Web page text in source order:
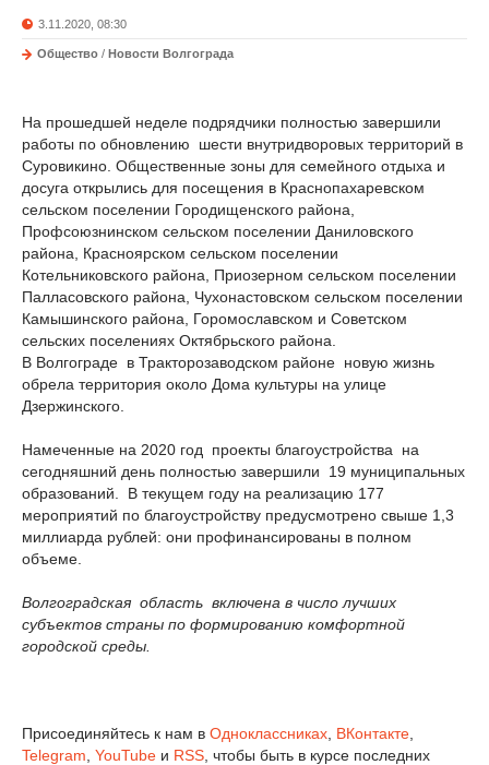
3.11.2020, 08:30
Общество / Новости Волгограда
На прошедшей неделе подрядчики полностью завершили
работы по обновлению шести внутридворовых территорий в
Суровикино. Общественные зоны для семейного отдыха и
досуга открылись для посещения в Краснопахаревском
сельском поселении Городищенского района,
Профсоюзнинском сельском поселении Даниловского
района, Красноярском сельском поселении
Котельниковского района, Приозерном сельском поселении
Палласовского района, Чухонастовском сельском поселении
Камышинского района, Горомославском и Советском
сельских поселениях Октябрьского района.
В Волгограде в Тракторозаводском районе новую жизнь
обрела территория около Дома культуры на улице
Дзержинского.
Намеченные на 2020 год проекты благоустройства на
сегодняшний день полностью завершили 19 муниципальных
образований. В текущем году на реализацию 177
мероприятий по благоустройству предусмотрено свыше 1,3
миллиарда рублей: они профинансированы в полном
объеме.
Волгоградская область включена в число лучших
субъектов страны по формированию комфортной
городской среды.
Присоединяйтесь к нам в Одноклассниках ВКонтакте
Telegram YouTube и RSS , чтобы быть в курсе последних